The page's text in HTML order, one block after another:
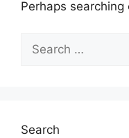
Perhaps searching
for:
Search